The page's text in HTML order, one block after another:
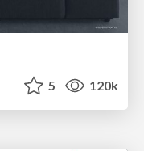
5 120k